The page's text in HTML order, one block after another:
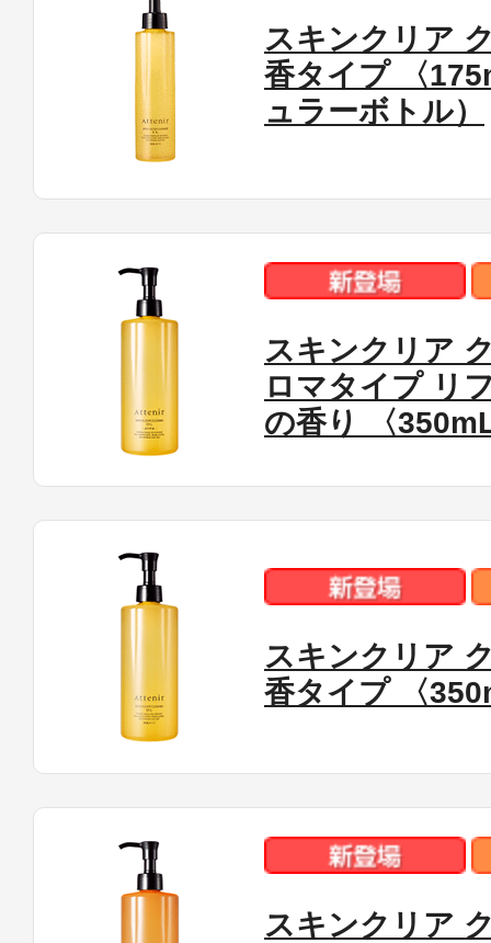
メイクアップ
健康食品／サプ
ファッション
ギフト
ご利用ガイド
よくあるご質問
スキンクリア
香タイプ 〈
ュラーボトル）
スキンクリア
ロマタイプ リ
の香り 〈
スキンクリア
香タイプ 〈
スキンクリア